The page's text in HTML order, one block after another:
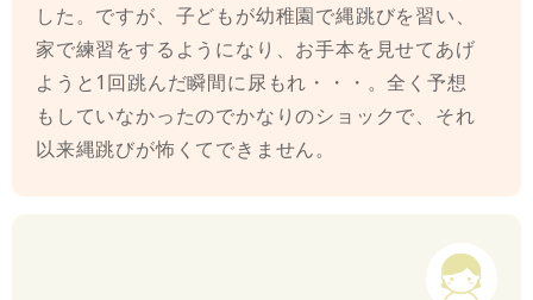
した。ですが、子どもが幼稚園で縄跳びを習い、
家で練習をするようになり、お手本を見せてあげ
ようと1回跳んだ瞬間に尿もれ・・・。全く予想
もしていなかったのでかなりのショックで、それ
以来縄跳びが怖くてできません。